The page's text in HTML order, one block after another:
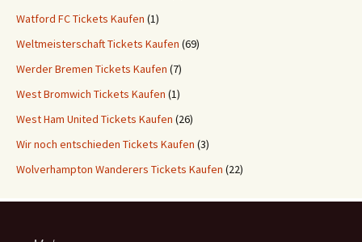
Watford FC Tickets Kaufen (1)
Weltmeisterschaft Tickets Kaufen (69)
Werder Bremen Tickets Kaufen (7)
West Bromwich Tickets Kaufen (1)
West Ham United Tickets Kaufen (26)
Wir noch entschieden Tickets Kaufen (3)
Wolverhampton Wanderers Tickets Kaufen (22)